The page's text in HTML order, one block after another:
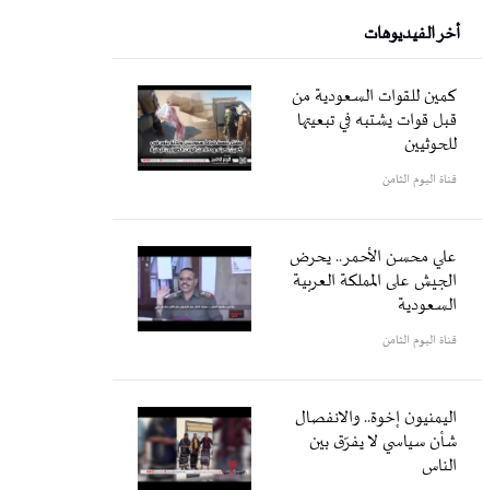
أخر الفيديوهات
كمين للقوات السعودية من
قبل قوات يشتبه في تبعيتها
للحوثيين
قناة اليوم الثامن
علي محسن الأحمر.. يحرض
الجيش على المملكة العربية
السعودية
قناة اليوم الثامن
اليمنيون إخوة.. والانفصال
شأن سياسي لا يفرّق بين
الناس